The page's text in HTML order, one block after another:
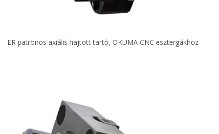
ER patronos axiális hajtott tartó, OKUMA CNC esztergákhoz